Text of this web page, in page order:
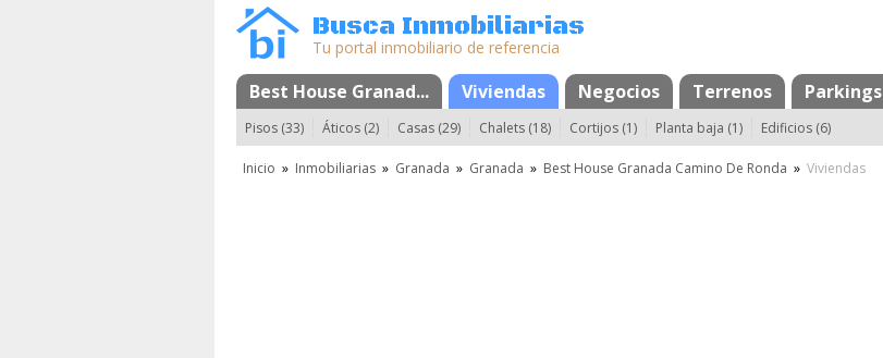
Busca Inmobiliarias
Tu portal inmobiliario de referencia
Best House Granad... Viviendas Negocios Terrenos Parkings
MapaFavoritos
Pisos (33) Áticos (2) Casas (29) Chalets (18) Cortijos (1) Planta baja (1) Edificios (6)
Inicio » Inmobiliarias » Granada » Granada » Best House Granada Camino De Ronda » Viviendas